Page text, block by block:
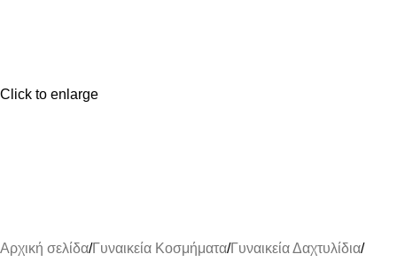
Click to enlarge
Αρχική σελίδα Γυναικεία Κοσμήματα Γυναικεία Δαχτυλίδια